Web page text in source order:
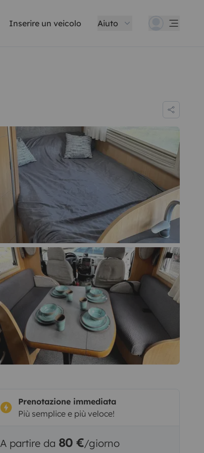
Inserire un veicolo Aiuto
Prenotazione immediata
Più semplice e più veloce!
A partire da 80 €/giorno